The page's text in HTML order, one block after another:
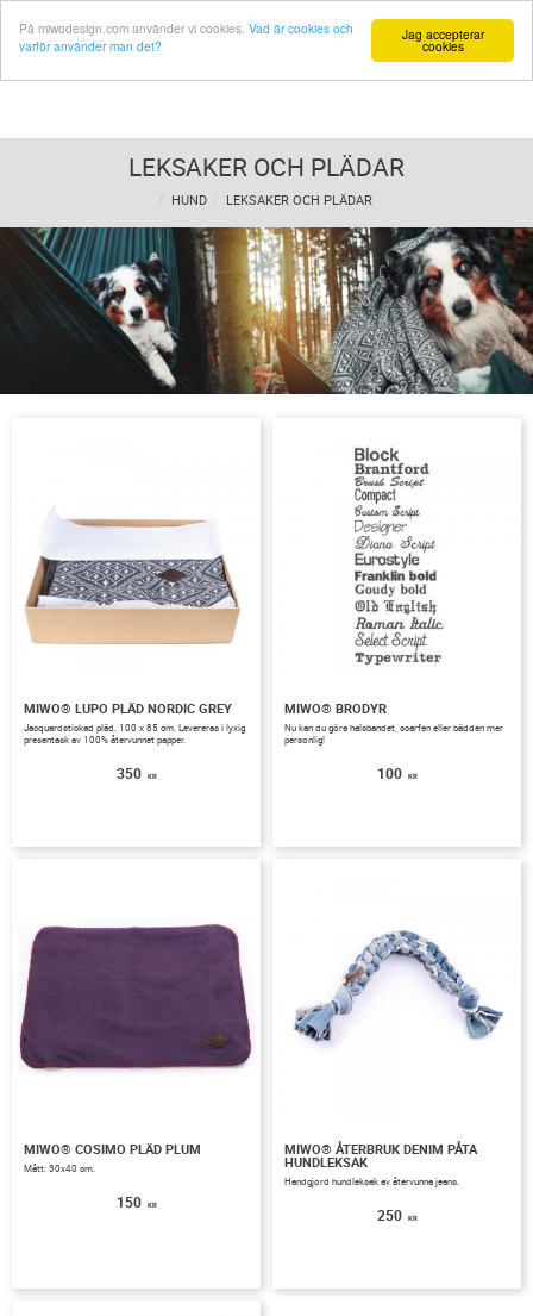
Jag accepterar
cookies
På miwodesign.com använder vi cookies. Vad är cookies och
varför använder man det?
LEKSAKER OCH PLÄDAR
HUND LEKSAKER OCH PLÄDAR
MIWO® LUPO PLÄD NORDIC GREY
​Jacquardstickad​ pläd. 100 x 85 cm. Levereras i lyxig
presentask av 100% återvunnet papper.
350 KR
MIWO® BRODYR
Nu kan du göra halsbandet, scarfen eller bädden mer
personlig!
100 KR
MIWO® COSIMO PLÄD PLUM
Mått: 30x40 cm.
150 KR
MIWO® ÅTERBRUK DENIM PÅTA
HUNDLEKSAK
Handgjord hundleksak av återvunna jeans.
250 KR